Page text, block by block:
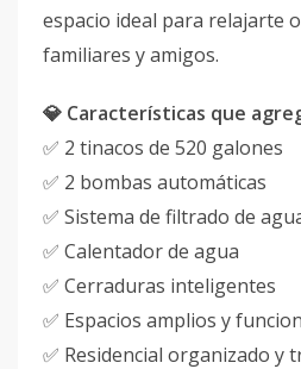
espacio ideal para relajarte
familiares y amigos.
💎 Características que
✅ 2 tinacos de 520 galones
✅ 2 bombas automáticas
✅ Sistema de filtrado de
✅ Calentador de agua
✅ Cerraduras inteligentes
✅ Espacios amplios y
✅ Residencial organizado y